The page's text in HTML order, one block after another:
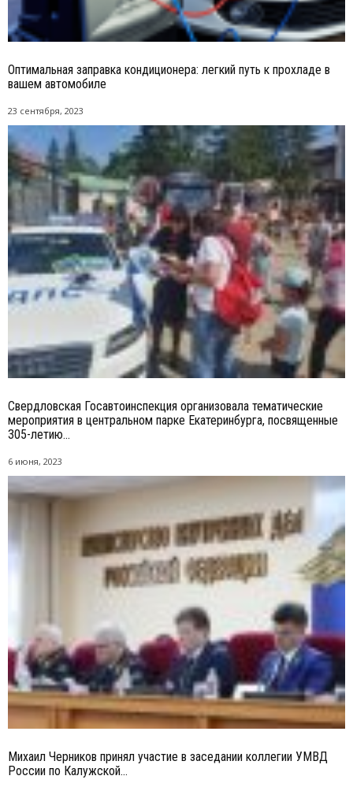
Оптимальная заправка кондиционера: легкий путь к прохладе в
вашем автомобиле
23 сентября, 2023
Свердловская Госавтоинспекция организовала тематические
мероприятия в центральном парке Екатеринбурга, посвященные
305-летию...
6 июня, 2023
Михаил Черников принял участие в заседании коллегии УМВД
России по Калужской...